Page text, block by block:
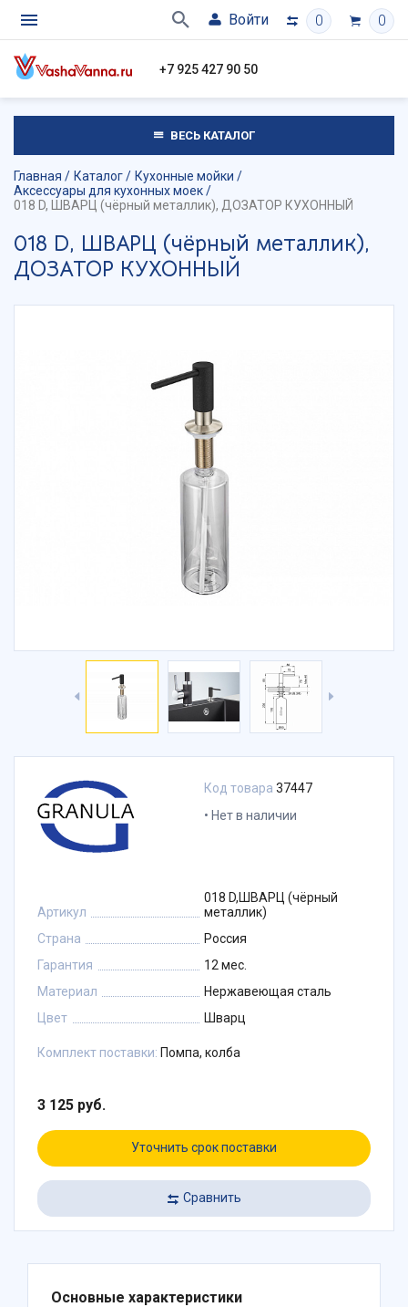
Войти 0 0
+7 925 427 90 50
ВЕСЬ КАТАЛОГ
Главная Каталог
Кухонные мойки
Аксессуары для кухонных моек
018 D, ШВАРЦ (чёрный металлик), ДОЗАТОР КУХОННЫЙ
018 D, ШВАРЦ (чёрный металлик),
ДОЗАТОР КУХОННЫЙ
Код товара 37447
Нет в наличии
Артикул
018 D,ШВАРЦ (чёрный
металлик)
Страна
Россия
Гарантия
12 мес.
Материал
Нержавеющая сталь
Цвет
Шварц
Комплект поставки: Помпа, колба
3 125 руб.
Уточнить срок поставки
Сравнить
Основные характеристики